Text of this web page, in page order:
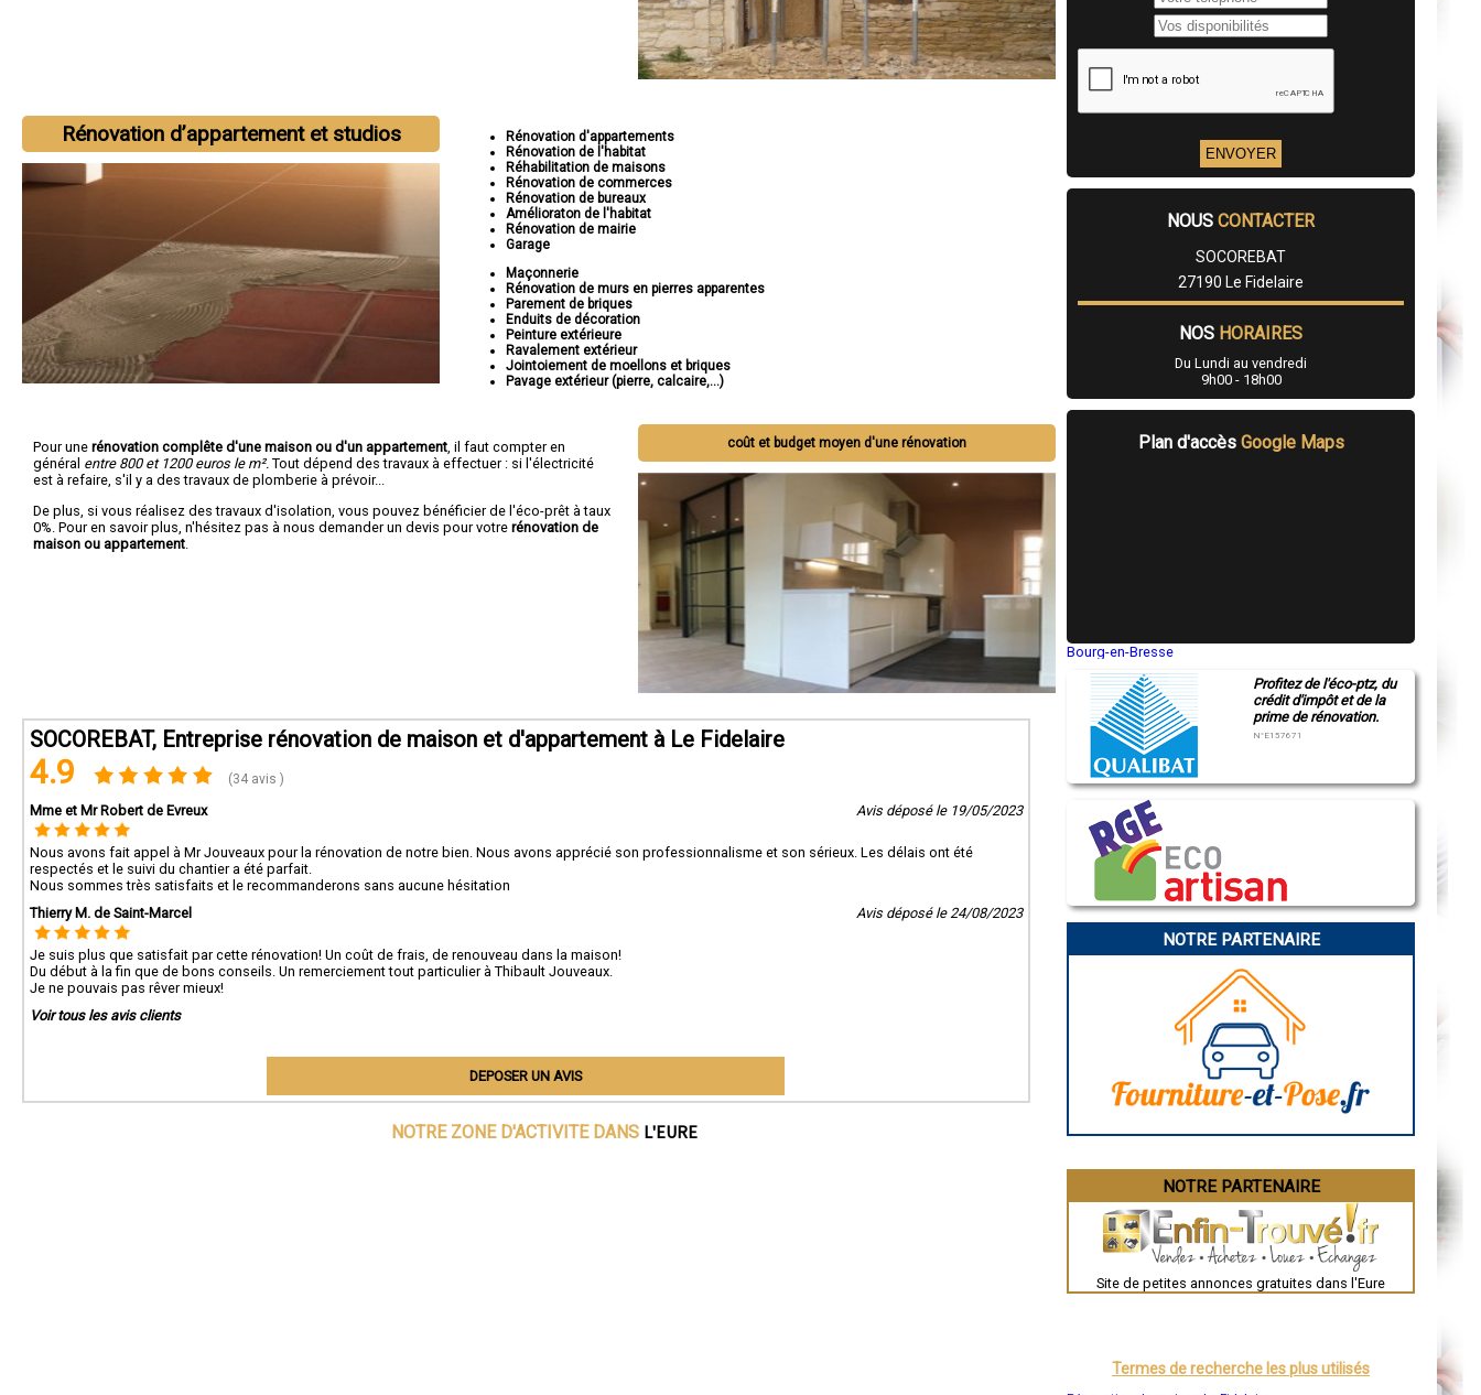
Rénovation d’appartement et studios
Rénovation d'appartements
Rénovation de l'habitat
Réhabilitation de maisons
Rénovation de commerces
Rénovation de bureaux
Amélioraton de l'habitat
Rénovation de mairie
Garage
Maçonnerie
Rénovation de murs en pierres apparentes
Parement de briques
Enduits de décoration
Peinture extérieure
Ravalement extérieur
Jointoiement de moellons et briques
Pavage extérieur (pierre, calcaire,...)
coût et budget moyen d'une rénovation
Pour une rénovation complête d'une maison ou d'un appartement , il faut compter en
général entre 800 et 1200 euros le m². Tout dépend des travaux à effectuer : si l'électricité
est à refaire, s'il y a des travaux de plomberie à prévoir...
De plus, si vous réalisez des travaux d'isolation, vous pouvez bénéficier de l'éco-prêt à taux
0%. Pour en savoir plus, n'hésitez pas à nous demander un devis pour votre rénovation de
maison ou appartement
SOCOREBAT, Entreprise rénovation de maison et d'appartement à Le Fidelaire
4.9 (34 avis )
Mme et Mr Robert de Evreux Avis déposé le 19/05/2023
Nous avons fait appel à Mr Jouveaux pour la rénovation de notre bien. Nous avons apprécié son professionnalisme et son sérieux. Les délais ont été
respectés et le suivi du chantier a été parfait.
Nous sommes très satisfaits et le recommanderons sans aucune hésitation
Thierry M. de Saint-Marcel
Avis déposé le 24/08/2023
Je suis plus que satisfait par cette rénovation! Un coût de frais, de renouveau dans la maison!
Du début à la fin que de bons conseils. Un remerciement tout particulier à Thibault Jouveaux.
Je ne pouvais pas rêver mieux!
Voir tous les avis clients
DEPOSER UN AVIS
NOTRE ZONE D'ACTIVITE DANS L'EURE
NOUS CONTACTER
SOCOREBAT
27190 Le Fidelaire
NOS HORAIRES
Du Lundi au vendredi
9h00 - 18h00
Plan d'accès Google Maps
Bourg-en-Bresse
Montluçon
Manosque
Gap
Charleville-Mézières
Pamiers
Narbonne
Rodez
Marseille
Caen
Angoulême
La Rochelle
Brive-la-Gaillarde
Chartres
Toulouse
Châteauroux
Grenoble
Mont-de-Marsan
Blois
Orléans
Profitez de l'éco-ptz, du
crédit d'impôt et de la
prime de rénovation.
N°E157671
NOTRE PARTENAIRE
NOTRE PARTENAIRE
Site de petites annonces gratuites dans l'Eure
Termes de recherche les plus utilisés